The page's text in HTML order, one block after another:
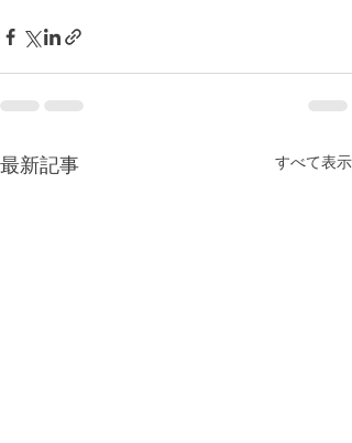
最新記事 すべて表示